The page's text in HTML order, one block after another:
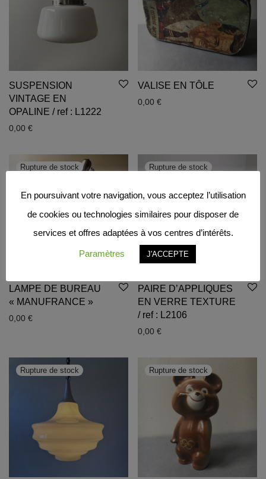
SUSPENSION
VINTAGE EN
OPALINE / ref : L1222
0,00 €
VALISE EN TÔLE
0,00 €
LAMPE DE BUREAU
« MANUFRANCE »
0,00 €
PAIRE D’APPLIQUES
EN VERRE TEXTURE
/ ref : L2106
0,00 €
En poursuivant votre navigation, vous acceptez l’utilisation
de cookies ou technologies similaires pour disposer de
services et offres adaptées à vos centres d’intérêts.
Paramètres J'ACCEPTE